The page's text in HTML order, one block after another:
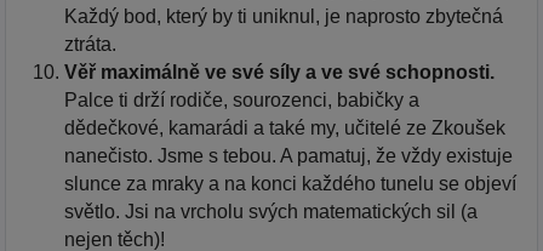
Každý bod, který by ti uniknul, je naprosto zbytečná
ztráta.
Věř maximálně ve své síly a ve své schopnosti.
Palce ti drží rodiče, sourozenci, babičky a
dědečkové, kamarádi a také my, učitelé ze Zkoušek
nanečisto. Jsme s tebou. A pamatuj, že vždy existuje
slunce za mraky a na konci každého tunelu se objeví
světlo. Jsi na vrcholu svých matematických sil (a
nejen těch)!